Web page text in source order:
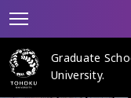
Graduate
University.